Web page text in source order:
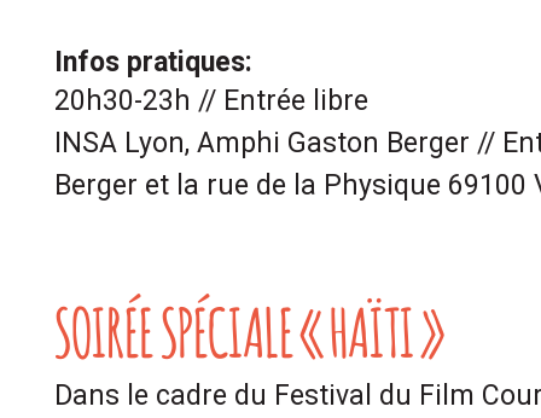
Infos pratiques:
20h30-23h // Entrée libre
INSA Lyon, Amphi Gaston Berger //
Berger et la rue de la Physique 69100
SOIRÉE SPÉCIALE « HAÏTI »
Dans le cadre du Festival du Film